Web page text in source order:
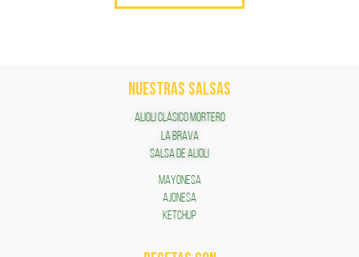
NUESTRAS SALSAS
ALIOLI CLÁSICO MORTERO
LA BRAVA
SALSA DE ALIOLI
MAYONESA
AJONESA
KETCHUP